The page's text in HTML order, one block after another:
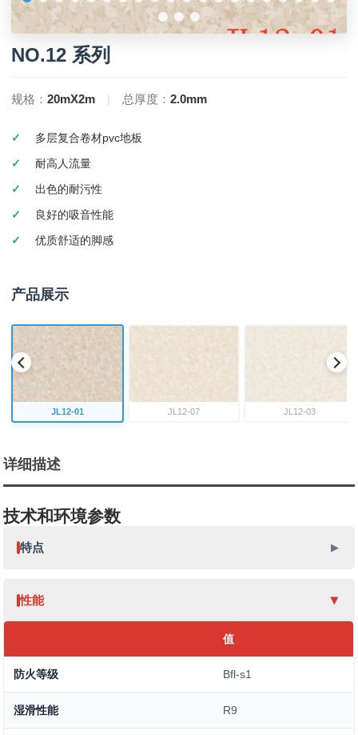
NO.12 系列
规格：20mX2m 总厚度：2.0mm
多层复合卷材pvc地板
耐高人流量
出色的耐污性
良好的吸音性能
优质舒适的脚感
产品展示
JL12-01 JL12-07 JL12-03
详细描述
技术和环境参数
特点
性能
值
防火等级 Bfl-s1
湿滑性能 R9